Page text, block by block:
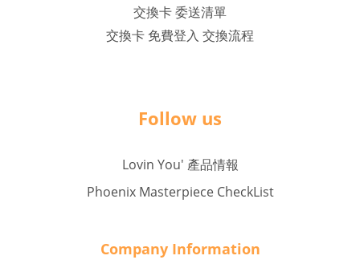
交換卡 委送清單
交換卡 免費登入 交換流程
Follow us
Lovin You' 產品情報
Phoenix Masterpiece CheckList
Company Information